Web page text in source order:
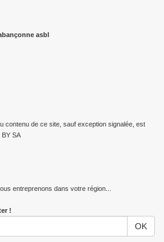
asbl
contenu de ce site, sauf exception signalée, est
SA
entreprenons dans votre région...
!